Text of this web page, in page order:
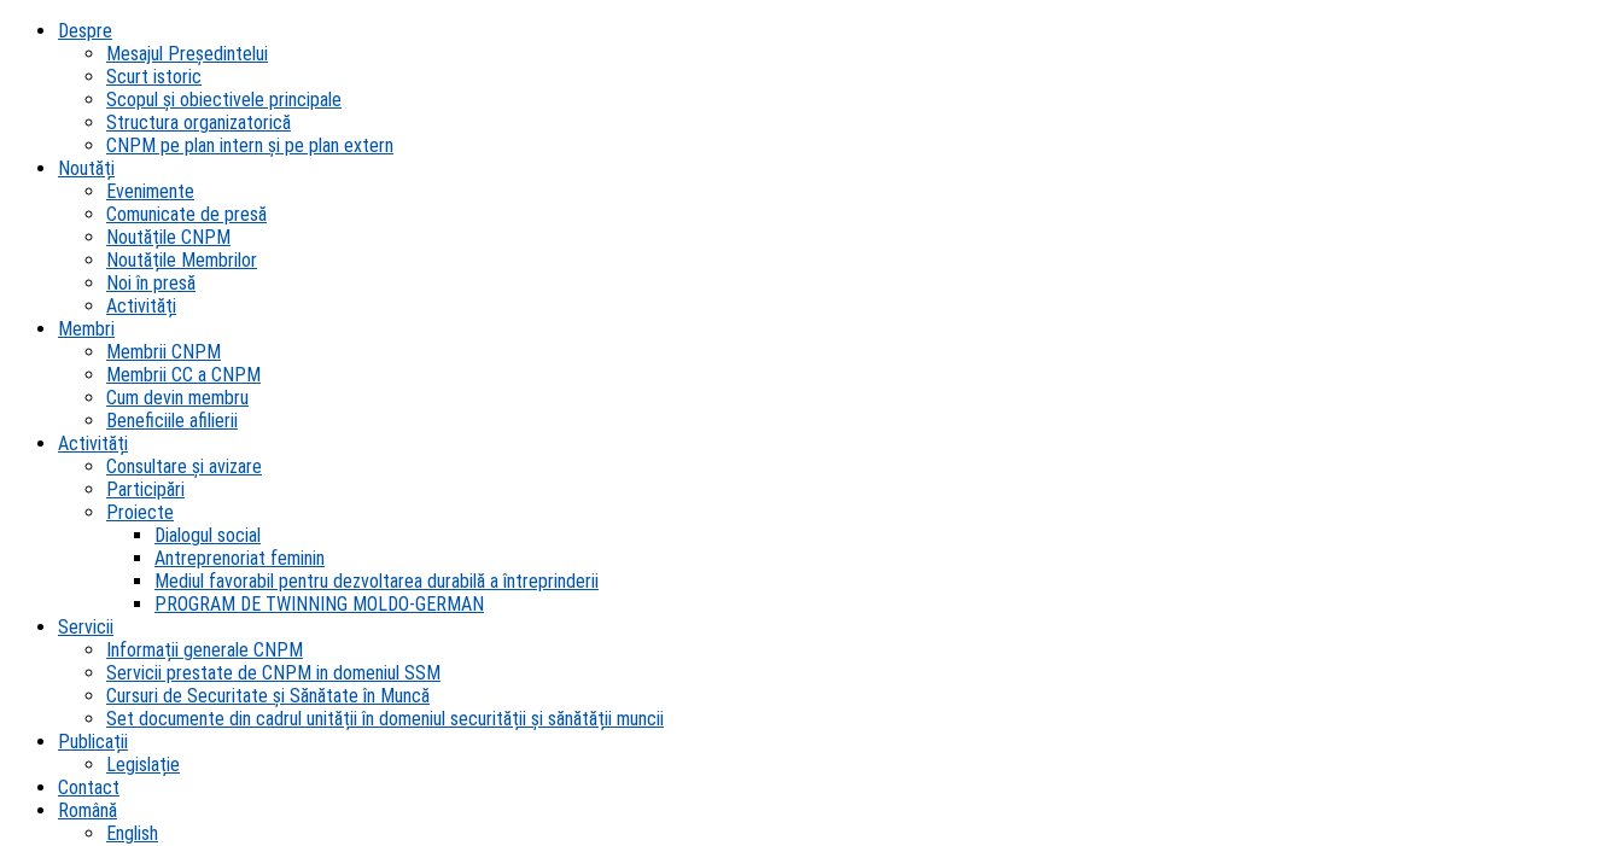
Despre
Mesajul Președintelui
Scurt istoric
Scopul şi obiectivele principale
Structura organizatorică
CNPM pe plan intern şi pe plan extern
Noutăți
Evenimente
Comunicate de presă
Noutățile CNPM
Noutățile Membrilor
Noi în presă
Activități
Membri
Membrii CNPM
Membrii CC a CNPM
Cum devin membru
Beneficiile afilierii
Activități
Consultare și avizare
Participări
Proiecte
Dialogul social
Antreprenoriat feminin
Mediul favorabil pentru dezvoltarea durabilă a întreprinderii
PROGRAM DE TWINNING MOLDO-GERMAN
Servicii
Informații generale CNPM
Servicii prestate de CNPM in domeniul SSM
Cursuri de Securitate și Sănătate în Muncă
Set documente din cadrul unității în domeniul securității și sănătății muncii
Publicații
Legislație
Contact
Română
English